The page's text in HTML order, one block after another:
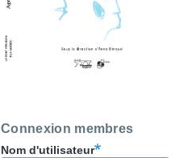
Connexion membres
Nom d'utilisateur